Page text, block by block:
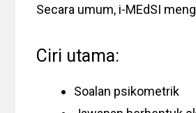
Secara umum, i-MEdSI
Ciri utama:
Soalan psikometrik